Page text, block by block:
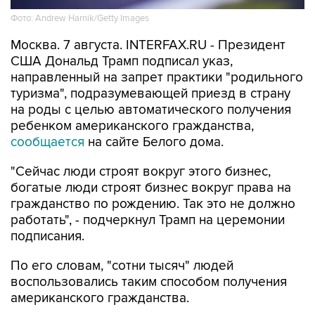
Фото: Andrew Harnik/Getty Images
Москва. 7 августа. INTERFAX.RU - Президент
США Дональд Трамп подписал указ,
направленный на запрет практики "родильного
туризма", подразумевающей приезд в страну
на роды с целью автоматического получения
ребенком американского гражданства,
сообщается на сайте Белого дома.
"Сейчас люди строят вокруг этого бизнес,
богатые люди строят бизнес вокруг права на
гражданство по рождению. Так это не должно
работать", - подчеркнул Трамп на церемонии
подписания.
По его словам, "сотни тысяч" людей
воспользовались таким способом получения
американского гражданства.